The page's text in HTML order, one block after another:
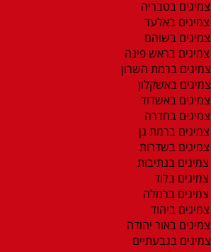
צמיגים בטבריה
צמיגים באלעד
צמיגים בשוהם
צמיגים בראש פינה
צמיגים ברמת השרון
צמיגים באשקלון
צמיגים באשדוד
צמיגים בחדרה
צמיגים ברמת גן
צמיגים בשדרות
צמיגים בנתיבות
צמיגים בלוד
צמיגים ברמלה
צמיגים ביהוד
צמיגים באור יהודה
צמיגים בגבעתיים